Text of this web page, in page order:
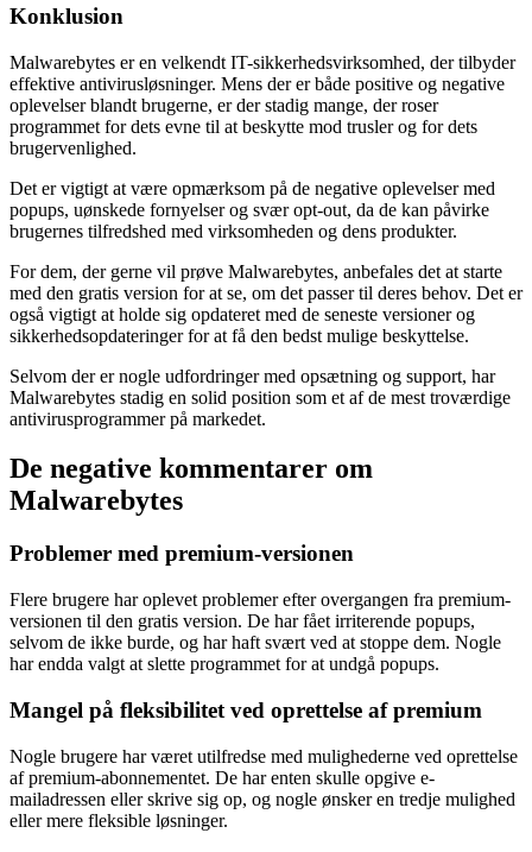
Konklusion
Malwarebytes er en velkendt IT-sikkerhedsvirksomhed, der tilbyder
effektive antivirusløsninger. Mens der er både positive og negative
oplevelser blandt brugerne, er der stadig mange, der roser
programmet for dets evne til at beskytte mod trusler og for dets
brugervenlighed.
Det er vigtigt at være opmærksom på de negative oplevelser med
popups, uønskede fornyelser og svær opt-out, da de kan påvirke
brugernes tilfredshed med virksomheden og dens produkter.
For dem, der gerne vil prøve Malwarebytes, anbefales det at starte
med den gratis version for at se, om det passer til deres behov. Det er
også vigtigt at holde sig opdateret med de seneste versioner og
sikkerhedsopdateringer for at få den bedst mulige beskyttelse.
Selvom der er nogle udfordringer med opsætning og support, har
Malwarebytes stadig en solid position som et af de mest troværdige
antivirusprogrammer på markedet.
De negative kommentarer om
Malwarebytes
Problemer med premium-versionen
Flere brugere har oplevet problemer efter overgangen fra premium-
versionen til den gratis version. De har fået irriterende popups,
selvom de ikke burde, og har haft svært ved at stoppe dem. Nogle
har endda valgt at slette programmet for at undgå popups.
Mangel på fleksibilitet ved oprettelse af premium
Nogle brugere har været utilfredse med mulighederne ved oprettelse
af premium-abonnementet. De har enten skulle opgive e-
mailadressen eller skrive sig op, og nogle ønsker en tredje mulighed
eller mere fleksible løsninger.